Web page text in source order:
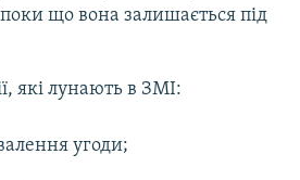
що вона залишається під
які лунають в ЗМІ:
угоди;